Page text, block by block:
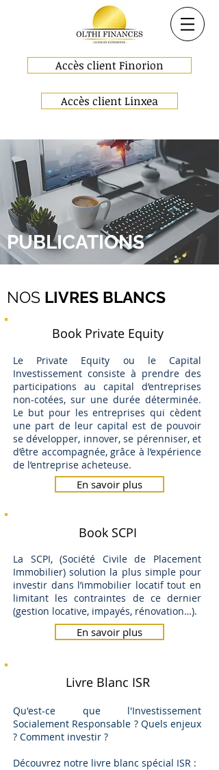
Accès client Finorion
Accès client Linxea
PUBLICATIONS
NOS LIVRES BLANCS
Book Private Equity
Le Private Equity ou le Capital
Investissement consiste à prendre des
participations au capital d’entreprises
non-cotées, sur une durée déterminée.
Le but pour les entreprises qui cèdent
une part de leur capital est de pouvoir
se développer, innover, se pérenniser, et
d’être accompagnée, grâce à l’expérience
de l’entreprise acheteuse.
En savoir plus
Book SCPI
La SCPI, (Société Civile de Placement
Immobilier) solution la plus simple pour
investir dans l’immobilier locatif tout en
limitant les contraintes de ce dernier
(gestion locative, impayés, rénovation…).
En savoir plus
Livre Blanc ISR
Qu'est-ce que l'Investissement
Socialement Responsable ? Quels enjeux
? Comment investir ?
Découvrez notre livre blanc spécial ISR :